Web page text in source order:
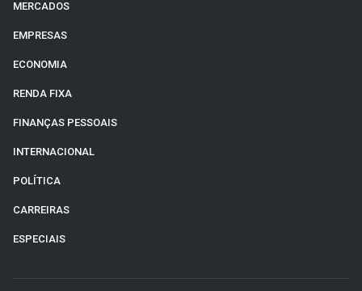
MERCADOS
EMPRESAS
ECONOMIA
RENDA FIXA
FINANÇAS PESSOAIS
INTERNACIONAL
POLÍTICA
CARREIRAS
ESPECIAIS